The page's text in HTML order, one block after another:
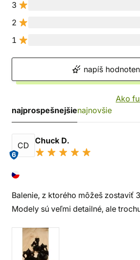
3
2
1
napíš
Ako
najprospešnejšienajnovšie
CD
6
Chuck D.
Balenie, z ktorého môžeš zostaviť
Modely sú veľmi detailné, ale